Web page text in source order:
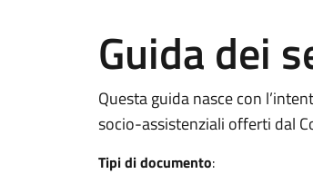
Guida dei
Questa guida nasce con
socio-assistenziali offerti dal
Tipi di documento: